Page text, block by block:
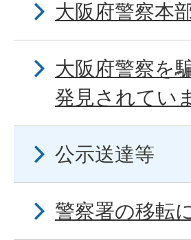
大阪府警察本
大阪府警察を
発見されてい
公示送達等
警察署の移転